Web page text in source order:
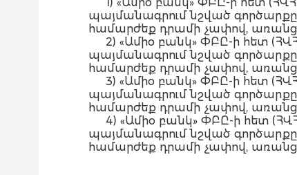
պայմանագրում նշված գործարքը,
համարժեք դրամի չափով,
2) «Ամիօ բանկ» ՓԲԸ-ի հետ
պայմանագրում նշված գործարքը,
համարժեք դրամի չափով,
3) «Ամիօ բանկ» ՓԲԸ-ի հետ
պայմանագրում նշված գործարքը,
համարժեք դրամի չափով,
4) «Ամիօ բանկ» ՓԲԸ-ի հետ
պայմանագրում նշված գործարքը,
համարժեք դրամի չափով,